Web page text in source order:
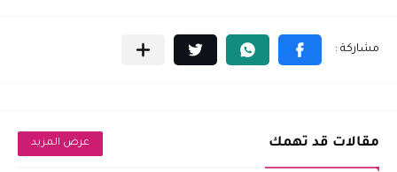
مقالات قد تهمك عرض المزيد